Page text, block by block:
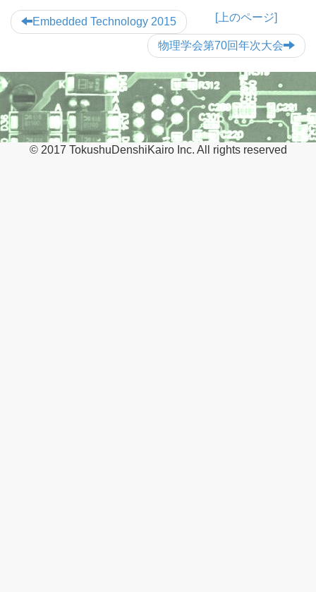
Embedded Technology 2015
物理学会第70回年次大会
[上のページ]
© 2017 TokushuDenshiKairo Inc. All rights reserved